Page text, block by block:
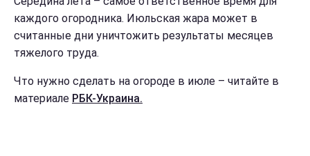
каждого огородника. Июльская жара может в
считанные дни уничтожить результаты месяцев
тяжелого труда.
Что нужно сделать на огороде в июле – читайте в
материале РБК-Украина.